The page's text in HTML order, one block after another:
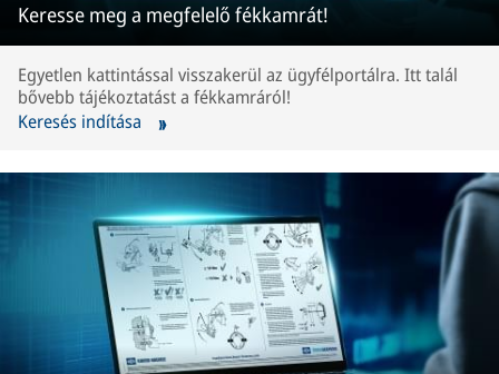
Keresse meg a megfelelő fékkamrát!
Egyetlen kattintással visszakerül az ügyfélportálra. Itt talál
bővebb tájékoztatást a fékkamráról!
Keresés indítása